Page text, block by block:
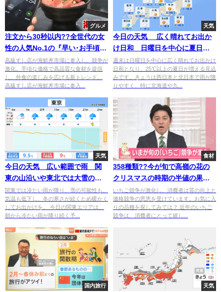
グルメ
注文から30秒以内??全世代の女
性の人気No.1の『早い･お手頃･
ぜいたく』丼??
高級すし店が海鮮丼市場に参入し、競争が
激化。手頃な価格で高品質な食材を提供
し、外食の楽しみを広げる新トレンド。
高級すし店が海鮮丼市場に参入...
天気
今日の天気 広く晴れてお出か
け日和 日曜日を中心に夏日続
出
週末は日曜日を中心に広く晴れてお出かけ
日和となり、25℃以上の夏日が増える見込
みです。きょうは西日本と北日本で雨が降
りやすく、特に北海道や九...
天気
今日の天気 広い範囲で雨 関
東の山沿いや東北では大雪のお
それも 気温大幅ダウン
関東では冷たい雨が降り、雪の可能性も。
気温も低下し、冬の寒さが続くため暖かく
してお出かけを。 今日の関東エリアは、
朝から冷たい雨が降り続く予...
食材
358種類??今が旬で高嶺の花の
クリスマスの時期の半値の果
物??保存方法も解説⁉
いちご競争が激化し、消費者は質の向上と
価格競争の恩恵を受けています。お気に入
りの品種を探してみては？ 近年のいちご
競争は、消費者にとって嬉し...
国内旅行 天気